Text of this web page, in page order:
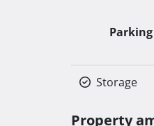
Parking
Storage
Property